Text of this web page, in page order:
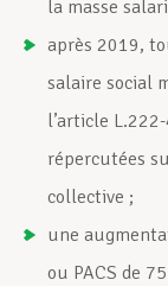
la masse
après 2019,
salaire social
l’article
répercutées
collective ;
une
ou PACS de